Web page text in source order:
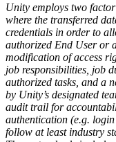
Unity employs two
where the transferred
credentials in order to
authorized End User or
modification of access
job responsibilities, job
authorized tasks, and a
by Unity’s designated
audit trail for
authentication (e.g.
follow at least industry